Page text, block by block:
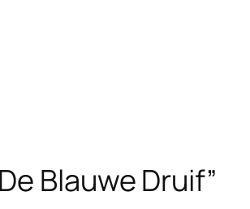
Blauwe Druif”